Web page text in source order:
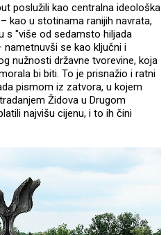
poslužili kao centralna ideološka
kao u stotinama ranijih navrata,
s "više od sedamsto hiljada
se kao ključni i
nužnosti državne tvorevine, koja
bi biti. To je prisnažio i ratni
pismom iz zatvora, u kojem
Židova u Drugom
najvišu cijenu, i to ih čini